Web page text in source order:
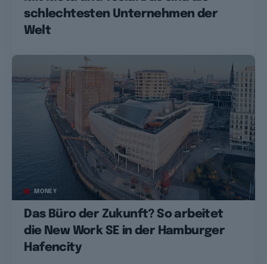
schlechtesten Unternehmen der
Welt
MONEY
Das Büro der Zukunft? So arbeitet
die New Work SE in der Hamburger
Hafencity